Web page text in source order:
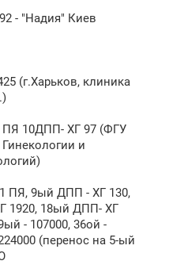
- "Надия" Киев
(г.Харьков, клиника
ПЯ 10ДПП- ХГ 97 (ФГУ
и
-1 ПЯ, 9ый ДПП - ХГ 130,
1920, 18ый ДПП- ХГ
- 107000, 36ой -
(перенос на 5-ый